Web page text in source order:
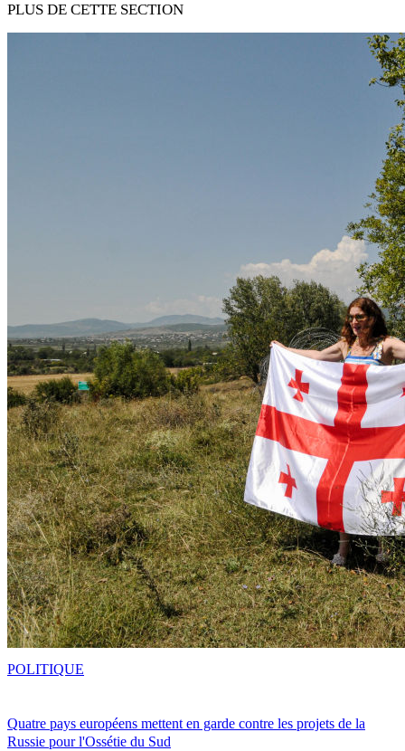
PLUS DE CETTE SECTION
Quatre pays européens mettent en garde contre les projets de la
Russie pour l'Ossétie du Sud
POLITIQUE